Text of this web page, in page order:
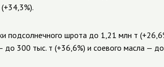
подсолнечного шрота до 1,21 млн т
до 300 тыс. т (+36,6%) и соевого масла —